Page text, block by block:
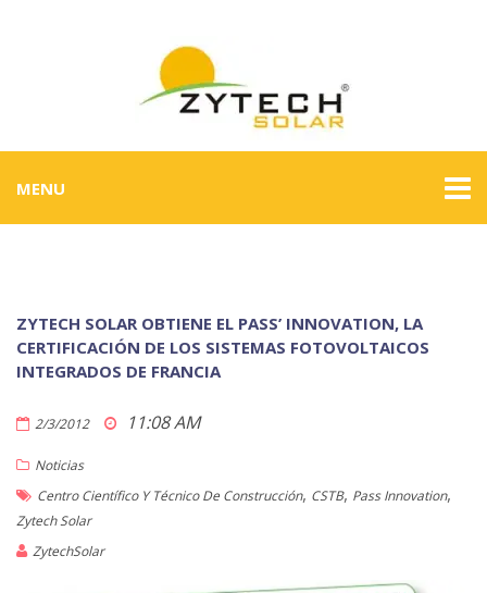
MENU
ZYTECH SOLAR OBTIENE EL PASS’ INNOVATION, LA
CERTIFICACIÓN DE LOS SISTEMAS FOTOVOLTAICOS
INTEGRADOS DE FRANCIA
2/3/2012 11:08 AM
Noticias
Centro Científico Y Técnico De Construcción, CSTB, Pass Innovation,
Zytech Solar
ZytechSolar